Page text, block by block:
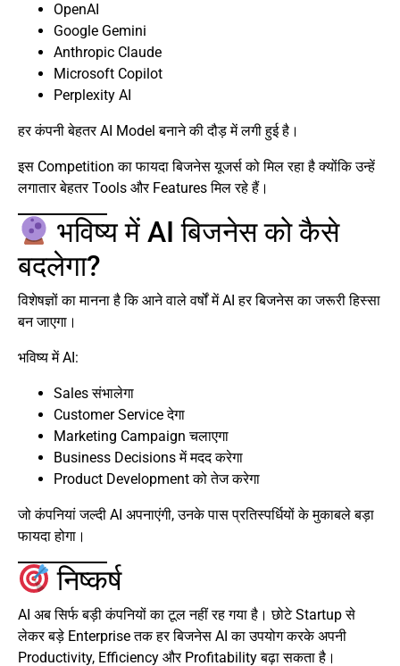
OpenAI
Google Gemini
Anthropic Claude
Microsoft Copilot
Perplexity AI
हर कंपनी बेहतर AI Model बनाने की दौड़ में लगी हुई है।
इस Competition का फायदा बिजनेस यूजर्स को मिल रहा है क्योंकि उन्हें
लगातार बेहतर Tools और Features मिल रहे हैं।
भविष्य में AI बिजनेस को कैसे
बदलेगा?
विशेषज्ञों का मानना है कि आने वाले वर्षों में AI हर बिजनेस का जरूरी हिस्सा
बन जाएगा।
भविष्य में AI:
Sales संभालेगा
Customer Service देगा
Marketing Campaign चलाएगा
Business Decisions में मदद करेगा
Product Development को तेज करेगा
जो कंपनियां जल्दी AI अपनाएंगी, उनके पास प्रतिस्पर्धियों के मुकाबले बड़ा
फायदा होगा।
निष्कर्ष
AI अब सिर्फ बड़ी कंपनियों का टूल नहीं रह गया है। छोटे Startup से
लेकर बड़े Enterprise तक हर बिजनेस AI का उपयोग करके अपनी
Productivity, Efficiency और Profitability बढ़ा सकता है।